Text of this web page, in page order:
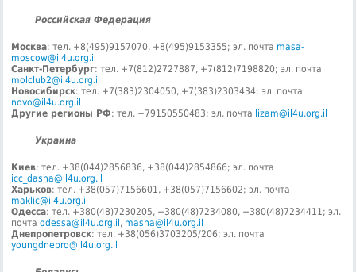
Российская Федерация
Москва: тел. +8(495)9157070, +8(495)9153355; эл. почта masa-
moscow@il4u.org.il
Санкт-Петербург: тел. +7(812)2727887, +7(812)7198820; эл. почта
molclub2@il4u.org.il
Новосибирск: тел. +7(383)2304050, +7(383)2303434; эл. почта
novo@il4u.org.il
Другие регионы РФ: тел. +79150550483; эл. почта lizam@il4u.org.il
Украина
Киев: тел. +38(044)2856836, +38(044)2854866; эл. почта
icc_dasha@il4u.org.il
Харьков: тел. +38(057)7156601, +38(057)7156602; эл. почта
maklic@il4u.org.il
Одесса: тел. +380(48)7230205, +380(48)7234080, +380(48)7234411; эл.
почтаodessa@il4u.org.il , masha@il4u.org.il
Днепропетровск: тел. +38(056)3703205/206; эл. почта
youngdnepro@il4u.org.il